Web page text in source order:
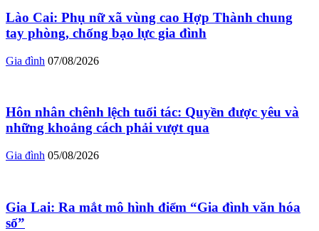
Lào Cai: Phụ nữ xã vùng cao Hợp Thành chung
tay phòng, chống bạo lực gia đình
Gia đình 07/08/2026
Hôn nhân chênh lệch tuổi tác: Quyền được yêu và
những khoảng cách phải vượt qua
Gia đình 05/08/2026
Gia Lai: Ra mắt mô hình điểm “Gia đình văn hóa
số”